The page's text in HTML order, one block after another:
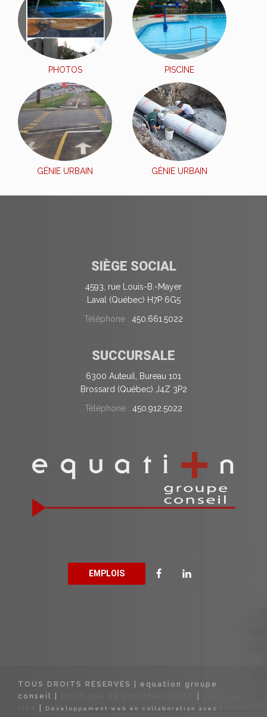
PHOTOS PISCINE
GÉNIE URBAIN GÉNIE URBAIN
SIÈGE SOCIAL
4593, rue Louis-B.-Mayer
Laval (Québec) H7P 6G5
Téléphone : 450.661.5022
SUCCURSALE
6300 Auteuil, Bureau 101
Brossard (Québec) J4Z 3P2
Téléphone : 450.912.5022
EMPLOIS
TOUS DROITS RÉSERVÉS | equation groupe
conseil |
Développement web en collaboration avec :